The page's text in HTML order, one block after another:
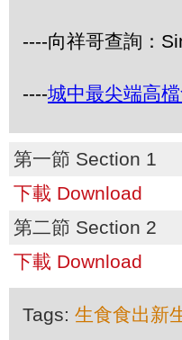
----向祥哥查詢：
----城中最尖端高
第一節 Section 1
下載 Download
第二節 Section 2
下載 Download
Tags: 生食食出新